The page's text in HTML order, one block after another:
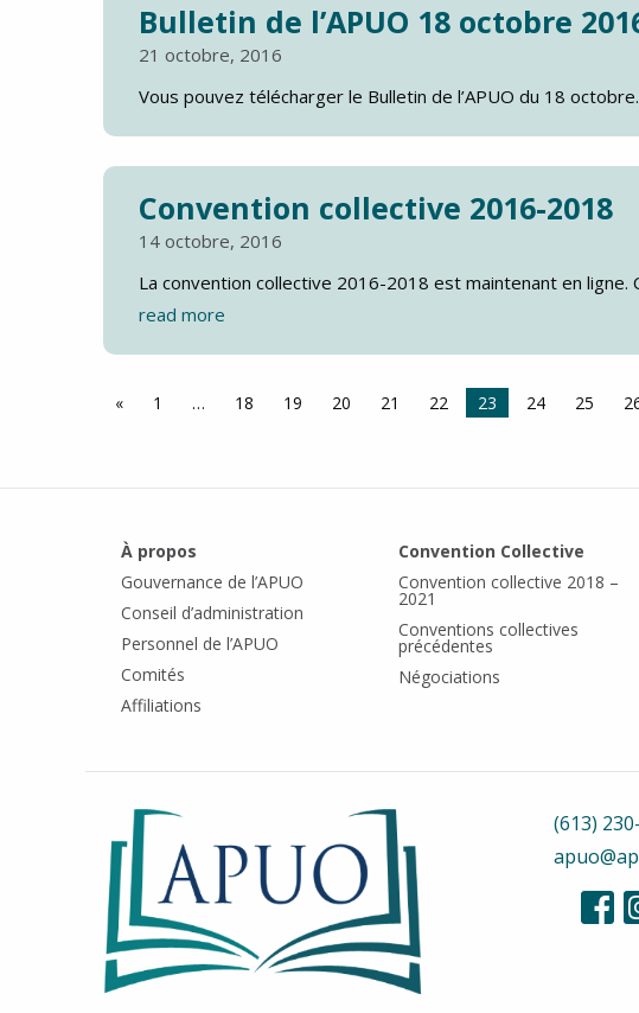
Bulletin de l’APUO 18 octobre
21 octobre, 2016
Vous pouvez télécharger le Bulletin de l’APUO du 18
Convention collective 2016-2018
14 octobre, 2016
La convention collective 2016-2018 est maintenant en ligne.
read more
« 1 … 18 19 20 21 22 23 24 25
À propos
Gouvernance de l’APUO
Conseil d’administration
Personnel de l’APUO
Comités
Affiliations
Convention Collective
Convention collective 2018 –
2021
Conventions collectives
précédentes
Négociations
(613)